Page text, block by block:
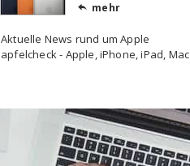
 mehr
Aktuelle News rund um Apple
apfelcheck - Apple, iPhone, iPad, Mac